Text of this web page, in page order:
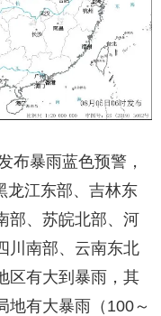
布暴雨蓝色预警，
龙江东部、吉林东
部、苏皖北部、河
川南部、云南东北
区有大到暴雨，其
地有大暴雨（100～